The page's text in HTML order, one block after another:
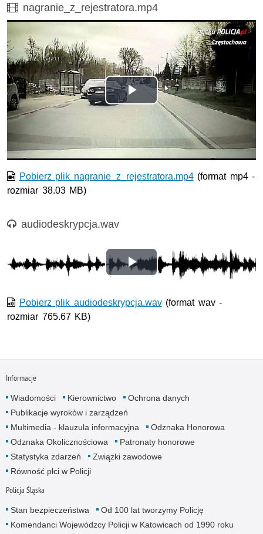
Film
nagranie_z_rejestratora.mp4
Odtwórz
wideo
Pobierz plik nagranie_z_rejestratora.mp4(format mp4 -
rozmiar 38.03 MB)
Nagranie audio
audiodeskrypcja.wav
Odtwórz
wideo
Pobierz plik audiodeskrypcja.wav(format wav -
rozmiar 765.67 KB)
Informacje
Wiadomości Kierownictwo
Ochrona danych
Publikacje wyroków i zarządzeń
Multimedia - klauzula informacyjna
Odznaka Honorowa
Odznaka Okolicznościowa
Patronaty honorowe
Statystyka zdarzeń
Związki zawodowe
Równość płci w Policji
Policja Śląska
Stan bezpieczeństwa
Od 100 lat tworzymy Policję
Komendanci Wojewódzcy Policji w Katowicach od 1990 roku